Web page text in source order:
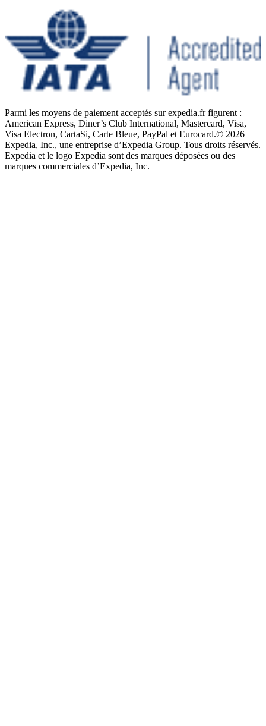
Parmi les moyens de paiement acceptés sur expedia.fr figurent :
American Express, Diner’s Club International, Mastercard, Visa,
Visa Electron, CartaSi, Carte Bleue, PayPal et Eurocard.© 2026
Expedia, Inc., une entreprise d’Expedia Group. Tous droits réservés.
Expedia et le logo Expedia sont des marques déposées ou des
marques commerciales d’Expedia, Inc.